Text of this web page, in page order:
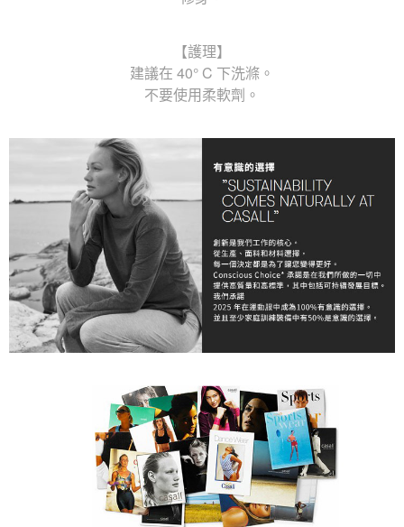
【護理】
建議在 40° C 下洗滌。
不要使用柔軟劑。